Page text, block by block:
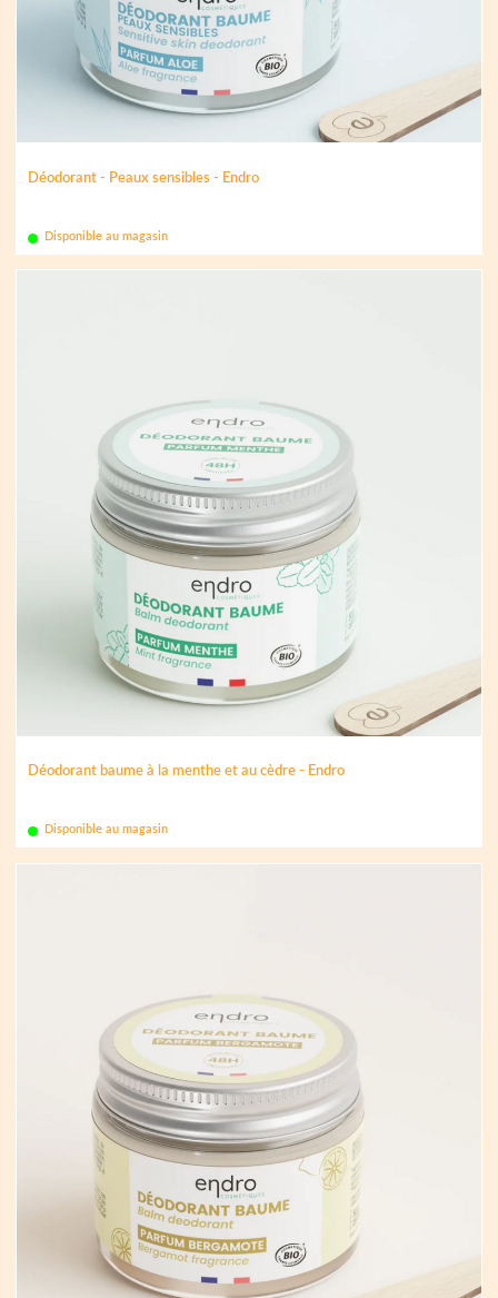
Déodorant - Peaux sensibles - Endro
Disponible au magasin
Déodorant baume à la menthe et au cèdre - Endro
Disponible au magasin